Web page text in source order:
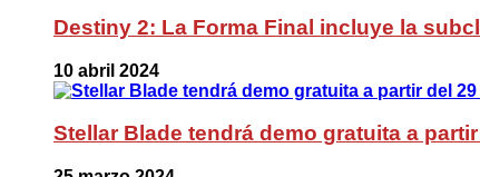
Destiny 2: La Forma Final incluye la
10 abril 2024
Stellar Blade tendrá demo gratuita a